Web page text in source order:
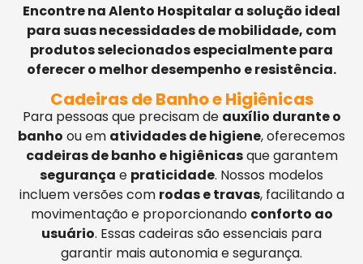
Encontre na Alento Hospitalar a solução ideal
para suas necessidades de mobilidade, com
produtos selecionados especialmente para
oferecer o melhor desempenho e resistência.
Cadeiras de Banho e Higiênicas
Para pessoas que precisam de auxílio durante o
banho ou em atividades de higiene, oferecemos
cadeiras de banho e higiênicasque garantem
segurança e praticidade. Nossos modelos
incluem versões com rodas e travas, facilitando a
movimentação e proporcionando conforto ao
usuário. Essas cadeiras são essenciais para
garantir mais autonomia e segurança.